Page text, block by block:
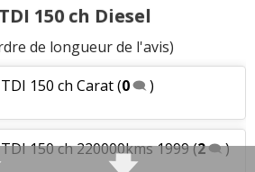
150 ch Diesel
de longueur de l'avis)
150 ch Carat(0 )
150 ch 220000kms 1999(2 )